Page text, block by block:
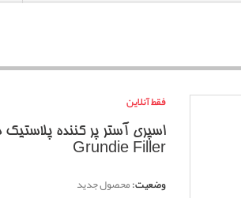
فقط آنلاین
Grundie Filler
وضعیت:محصول جدید